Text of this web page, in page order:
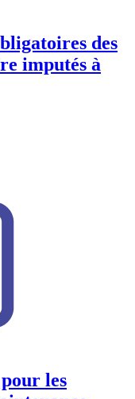
des
imputés à
les